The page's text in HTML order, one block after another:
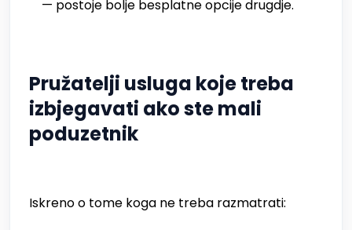
— postoje bolje besplatne opcije drugdje.
Pružatelji usluga koje treba
izbjegavati ako ste mali
poduzetnik
Iskreno o tome koga ne treba razmatrati: